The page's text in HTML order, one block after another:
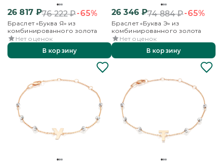
26 817₽76 222₽-65%
Браслет «Буква Я» из
комбинированного золота
Нет оценок
В корзину
26 346₽74 884₽-65%
Браслет «Буква Э» из
комбинированного золота
Нет оценок
В корзину